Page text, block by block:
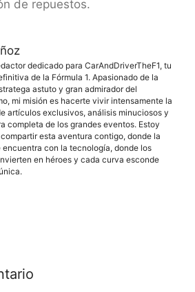
de repuestos.
dedicado para CarAndDriverTheF1, tu
de la Fórmula 1. Apasionado de la
astuto y gran admirador del
mi misión es hacerte vivir intensamente la
artículos exclusivos, análisis minuciosos y
completa de los grandes eventos. Estoy
esta aventura contigo, donde la
con la tecnología, donde los
en héroes y cada curva esconde